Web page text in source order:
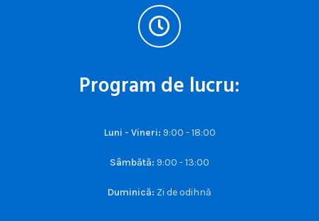
Program de lucru:
Luni - Vineri: 9:00 - 18:00
Sâmbătă: 9:00 - 13:00
Duminică: Zi de odihnă